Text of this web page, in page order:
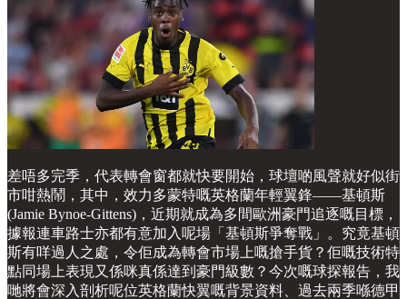
差唔多完季，代表轉會窗都就快要開始，球壇啲風聲就好似街
市咁熱鬧，其中，效力多蒙特嘅英格蘭年輕翼鋒——基頓斯
(Jamie Bynoe-Gittens)，近期就成為多間歐洲豪門追逐嘅目標，
據報連車路士亦都有意加入呢場「基頓斯爭奪戰」。究竟基頓
斯有咩過人之處，令佢成為轉會市場上嘅搶手貨？佢嘅技術特
點同場上表現又係咪真係達到豪門級數？今次嘅球探報告，我
哋將會深入剖析呢位英格蘭快翼嘅背景資料、過去兩季喺德甲